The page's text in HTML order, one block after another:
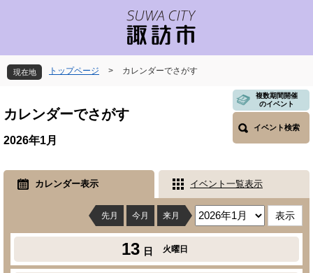
先
頭
す
を
飛
し
本
へ
現在地 トップページ > カレンダーでさがす
文
カレンダーでさがす
複数期間開催
のイベント
イベント検索
2026年1月
カレンダー表示 イベント一覧表示
先月 今月 来月
13 日 火曜日